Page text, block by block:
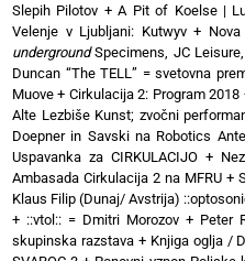
Slepih Pilotov +A Pit of Koelse |
Velenje v Ljubljani: Kutwyv+
undergroundSpecimens, JC
Duncan “The TELL” = svetovna
Muove + Cirkulacija 2: Program 2018
Alte Lezbiše Kunst; zvočni
Doepner in Savski na Robotics
Uspavanka za CIRKULACIJO +
Ambasada Cirkulacija 2 na MFRU +
Klaus Filip (Dunaj/ Avstrija)
+ ::vtol:: = Dmitri Morozov + Peter
skupinska razstava+ Knjiga oglja /